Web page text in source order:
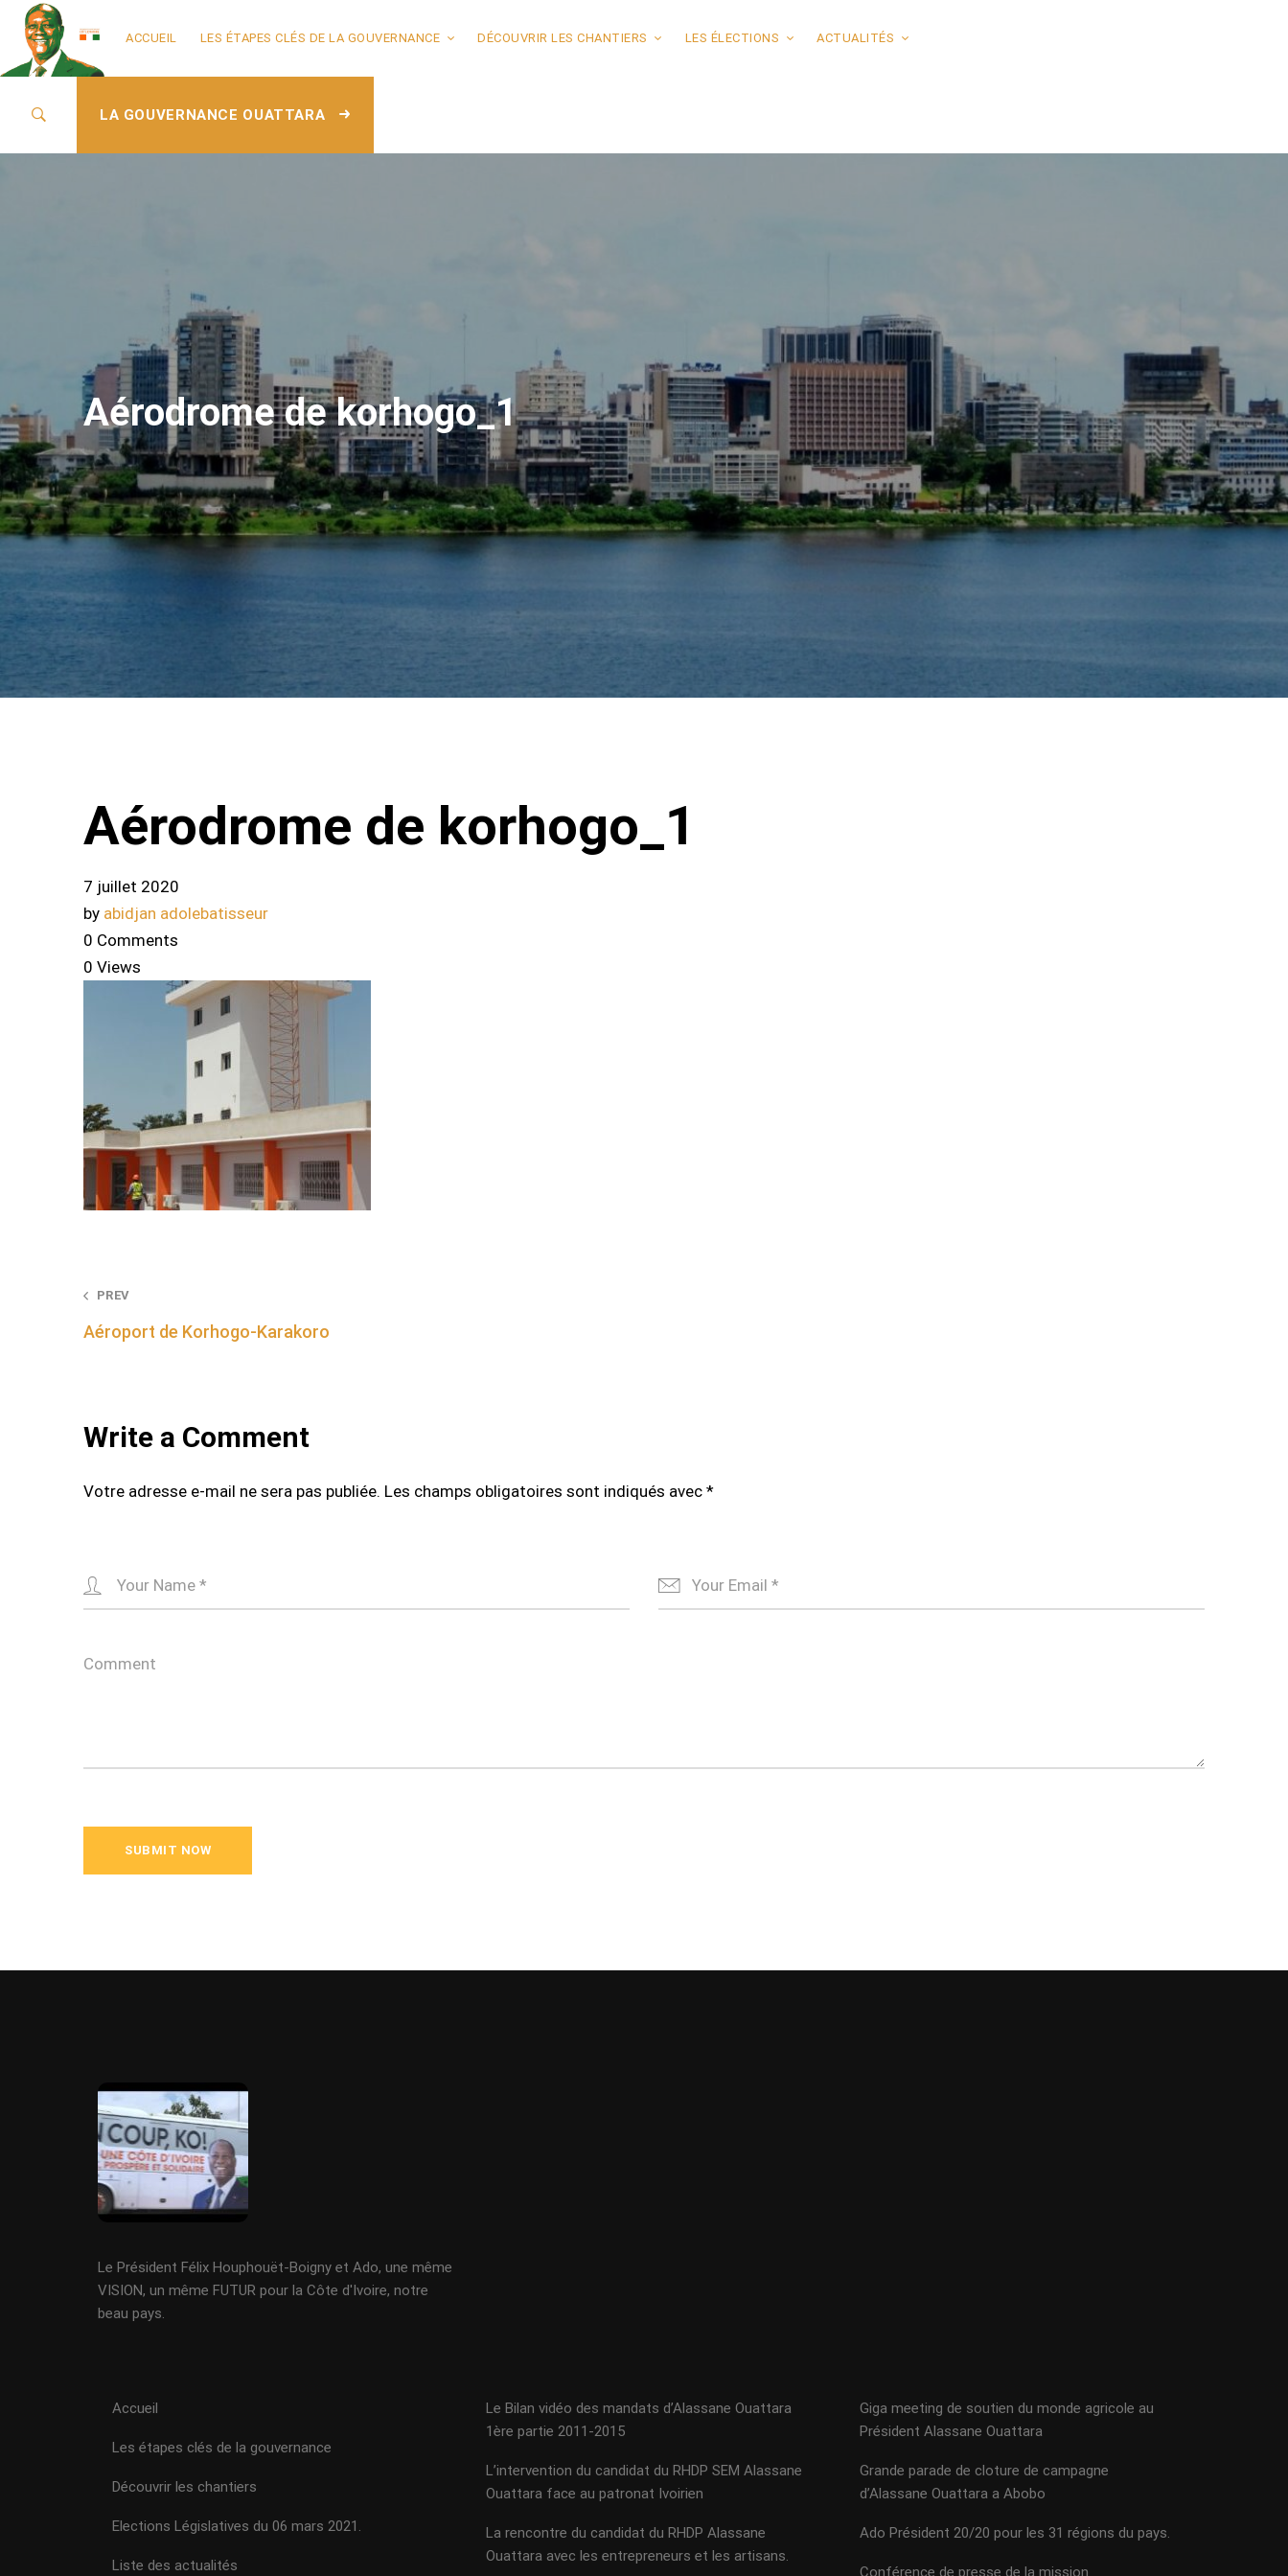
ACCUEIL LES ÉTAPES CLÉS DE LA GOUVERNANCE DÉCOUVRIR LES CHANTIERS LES ÉLECTIONS ACTUALITÉS
LA GOUVERNANCE OUATTARA
Aérodrome de korhogo_1
Aérodrome de korhogo_1
7 juillet 2020
by abidjan adolebatisseur
0 Comments
0 Views
Post
navigation
PREV
Aéroport de Korhogo-Karakoro
Write a Comment
Votre adresse e-mail ne sera pas publiée. Les champs obligatoires sont indiqués avec *
Le Président Félix Houphouët-Boigny et Ado, une même
VISION, un même FUTUR pour la Côte d'Ivoire, notre
beau pays.
Accueil
Les étapes clés de la gouvernance
Découvrir les chantiers
Elections Législatives du 06 mars 2021.
Liste des actualités
Le Bilan vidéo des mandats d’Alassane Ouattara
1ère partie 2011-2015
L’intervention du candidat du RHDP SEM Alassane
Ouattara face au patronat Ivoirien
La rencontre du candidat du RHDP Alassane
Ouattara avec les entrepreneurs et les artisans.
Giga meeting de soutien du monde agricole au
Président Alassane Ouattara
Grande parade de cloture de campagne
d’Alassane Ouattara a Abobo
Ado Président 20/20 pour les 31 régions du pays.
Conférence de presse de la mission